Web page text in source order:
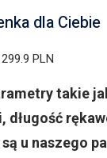
dla Ciebie
PLN
takie
długość
u naszego